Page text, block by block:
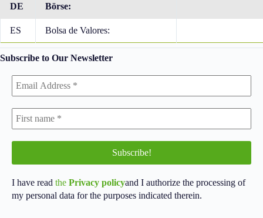
DE Börse:
ES Bolsa de Valores:
Subscribe to Our Newsletter
I have read the Privacy policyand I authorize the processing of
my personal data for the purposes indicated therein.